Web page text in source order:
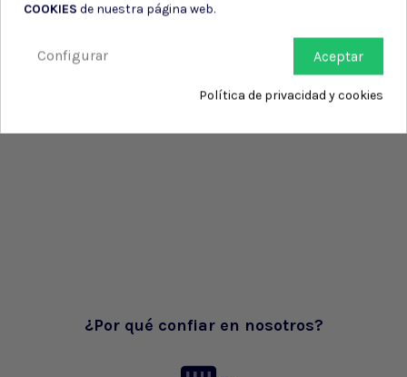
¿Por qué confiar en nosotros?
COOKIES de nuestra página web.
Aceptar
Configurar
Política de privacidad y cookies